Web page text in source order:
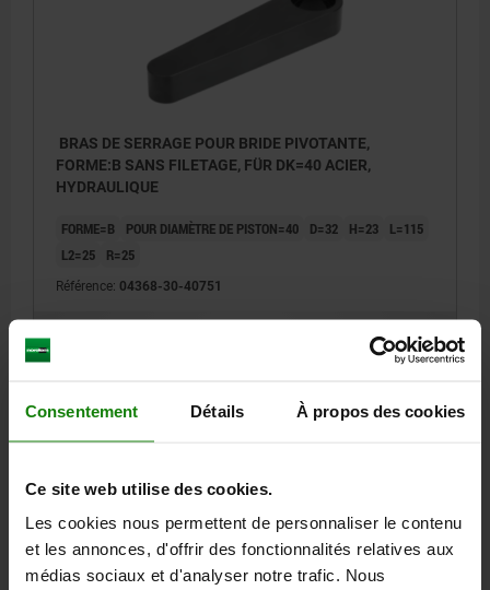
Consentement Détails À propos des cookies
Ce site web utilise des cookies.
Les cookies nous permettent de personnaliser le contenu
et les annonces, d'offrir des fonctionnalités relatives aux
médias sociaux et d'analyser notre trafic. Nous
BRAS DE SERRAGE POUR BRIDE PIVOTANTE,
FORME:B SANS FILETAGE, FÜR DK=40 ACIER,
HYDRAULIQUE
FORME=B POUR DIAMÈTRE DE PISTON=40 D=32 H=23
L=115
L2=25
R=25
Référence: 04368-30-40751
DÉTAILS
CAO
TÉLÉCHARGEMENTS